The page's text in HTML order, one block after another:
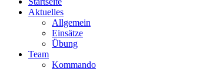
Aktuelles
Allgemein
Einsätze
Übung
Team
Kommando